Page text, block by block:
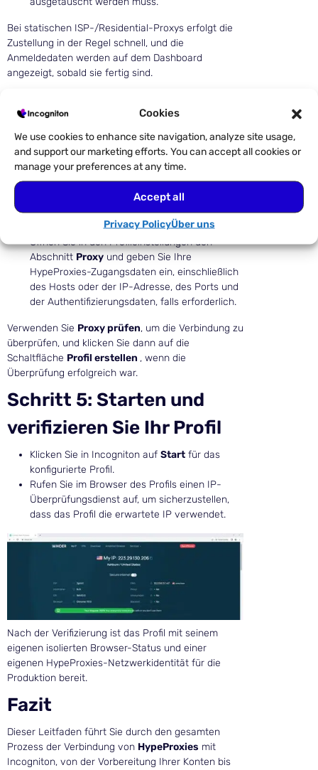
Cookies
We use cookies to enhance site navigation, analyze site usage,
and support our marketing efforts. You can accept all cookies or
manage your preferences at any time.
Accept all
Privacy PolicyÜber uns
Bei statischen ISP-/Residential-Proxys erfolgt die
Zustellung in der Regel schnell, und die
Anmeldedaten werden auf dem Dashboard
angezeigt, sobald sie fertig sind.
Ihren HypeProxies Proxy
mit Incogniton
Öffnen Sie die Incogniton App und navigieren
Profilverwaltung. Erstellen Sie dann ein
neues Browserprofil oder bearbeiten Sie ein
Öffnen Sie in den Profileinstellungen den
Abschnitt Proxy und geben Sie Ihre
HypeProxies-Zugangsdaten ein, einschließlich
des Hosts oder der IP-Adresse, des Ports und
der Authentifizierungsdaten, falls erforderlich.
Verwenden Sie Proxy prüfen, um die Verbindung zu
überprüfen, und klicken Sie dann auf die
Schaltfläche Profil erstellen , wenn die
Überprüfung erfolgreich war.
Schritt 5: Starten und
verifizieren Sie Ihr Profil
Klicken Sie in Incogniton auf Start für das
konfigurierte Profil.
Rufen Sie im Browser des Profils einen IP-
Überprüfungsdienst auf, um sicherzustellen,
dass das Profil die erwartete IP verwendet.
Nach der Verifizierung ist das Profil mit seinem
eigenen isolierten Browser-Status und einer
eigenen HypeProxies-Netzwerkidentität für die
Produktion bereit.
Fazit
Dieser Leitfaden führt Sie durch den gesamten
Prozess der Verbindung von HypeProxies mit
Incogniton, von der Vorbereitung Ihrer Konten bis